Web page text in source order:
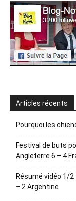
Articles récents
Pourquoi les
Festival de buts
Angleterre 6 – 4
Résumé vidéo 1/2
– 2 Argentine